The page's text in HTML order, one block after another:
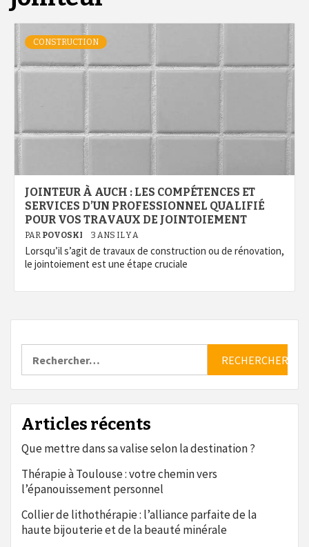
CONSTRUCTION
JOINTEUR À AUCH : LES COMPÉTENCES ET
SERVICES D’UN PROFESSIONNEL QUALIFIÉ
POUR VOS TRAVAUX DE JOINTOIEMENT
PAR POVOSKI 3 ANS IL Y A
Lorsqu’il s’agit de travaux de construction ou de rénovation,
le jointoiement est une étape cruciale
Articles récents
Que mettre dans sa valise selon la destination ?
Thérapie à Toulouse : votre chemin vers
l’épanouissement personnel
Collier de lithothérapie : l’alliance parfaite de la
haute bijouterie et de la beauté minérale